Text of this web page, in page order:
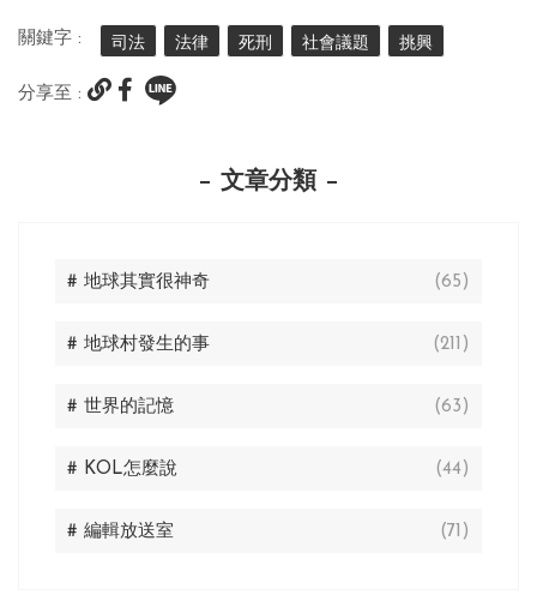
關鍵字 : 司法 法律 死刑 社會議題 挑興
分享至 :
文章分類
# 地球其實很神奇 (65)
# 地球村發生的事 (211)
# 世界的記憶 (63)
# KOL怎麼說 (44)
# 編輯放送室 (71)